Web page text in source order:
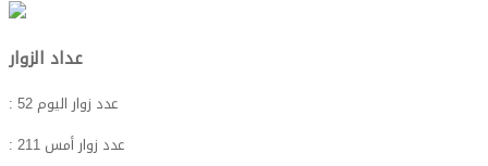
عداد الزوار
: عدد زوار اليوم52
: عدد زوار أمس 211